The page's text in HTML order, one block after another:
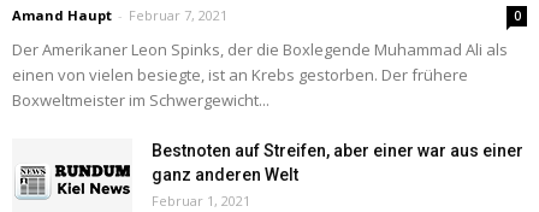
Amand Haupt - Februar 7, 2021 0
Der Amerikaner Leon Spinks, der die Boxlegende Muhammad Ali als
einen von vielen besiegte, ist an Krebs gestorben. Der frühere
Boxweltmeister im Schwergewicht...
Bestnoten auf Streifen, aber einer war aus einer
ganz anderen Welt
Februar 1, 2021